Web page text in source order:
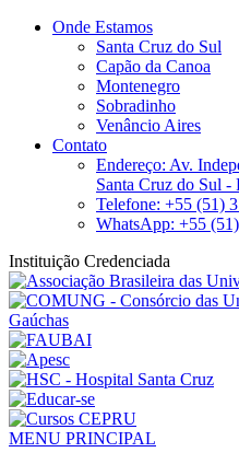
Onde Estamos
Santa Cruz do Sul
Capão da Canoa
Montenegro
Sobradinho
Venâncio Aires
Contato
Endereço: Av.
Santa Cruz do Sul -
Telefone: +55 (51)
WhatsApp: +55
Instituição Credenciada
MENU PRINCIPAL